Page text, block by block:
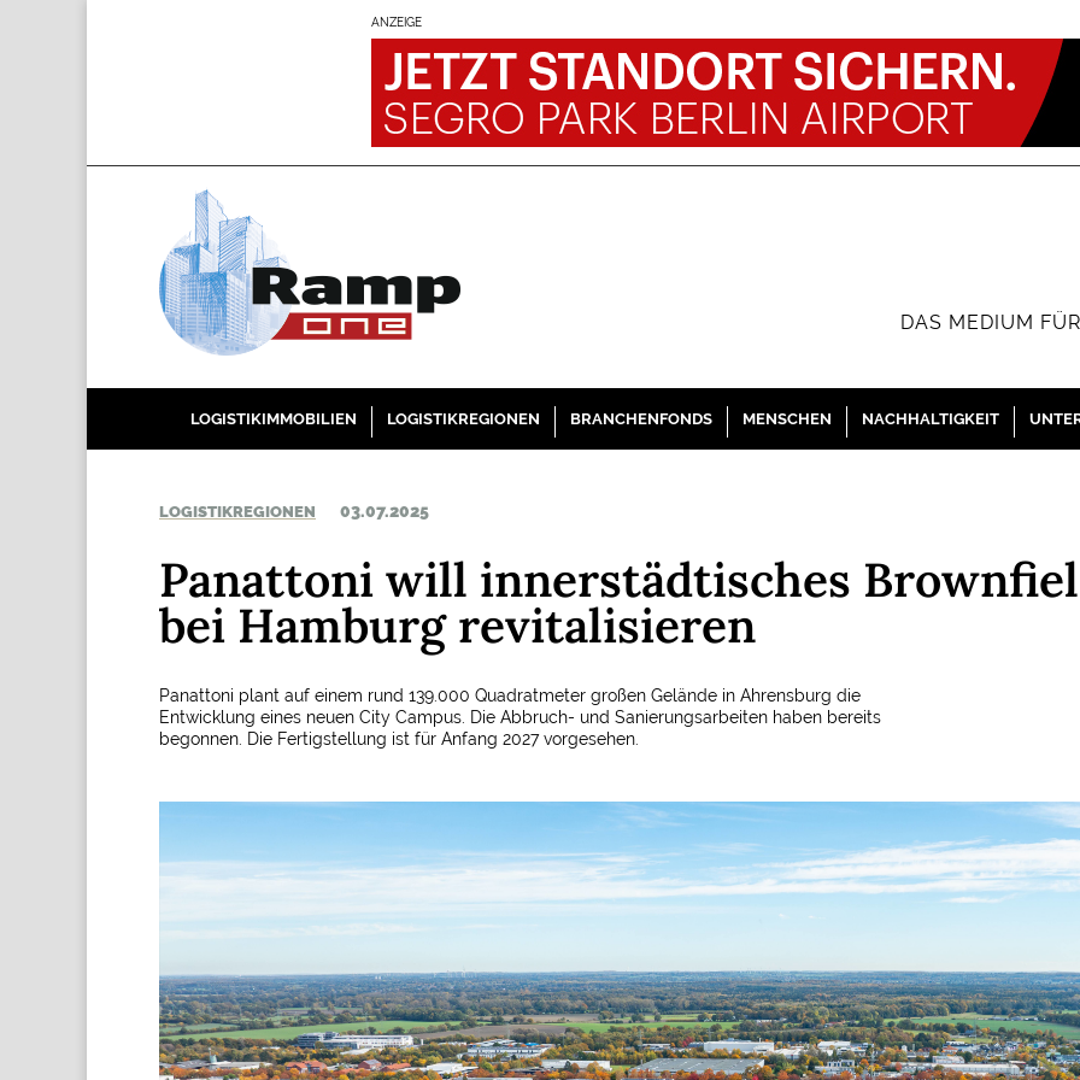
ANZEIGE
DAS MEDIUM
LOGISTIKIMMOBILIEN LOGISTIKREGIONEN BRANCHENFONDS MENSCHEN NACHHALTIGKEIT
LOGISTIKREGIONEN 03.07.2025
Panattoni will innerstädtisches
bei Hamburg revitalisieren
Panattoni plant auf einem rund 139.000 Quadratmeter großen Gelände in Ahrensburg die
Entwicklung eines neuen City Campus. Die Abbruch- und Sanierungsarbeiten haben bereits
begonnen. Die Fertigstellung ist für Anfang 2027 vorgesehen.